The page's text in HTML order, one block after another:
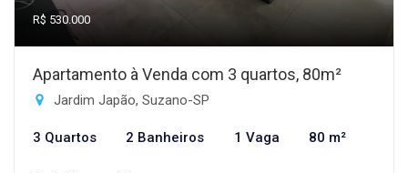
R$ 530.000
Apartamento à Venda com 3 quartos, 80m²
Jardim Japão, Suzano-SP
3 Quartos 2 Banheiros 1 Vaga 80 m²